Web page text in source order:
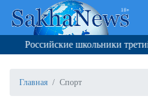
Российские школьники третий
Главная Спорт